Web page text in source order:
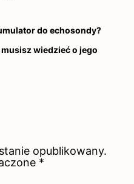
do echosondy?
wiedzieć o jego
opublikowany.
*